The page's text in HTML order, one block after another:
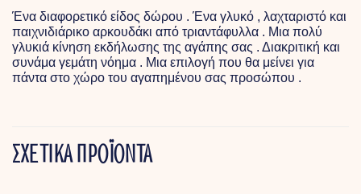
Ένα διαφορετικό είδος δώρου . Ένα γλυκό , λαχταριστό και
παιχνιδιάρικο αρκουδάκι από τριαντάφυλλα . Μια πολύ
γλυκιά κίνηση εκδήλωσης της αγάπης σας . Διακριτική και
συνάμα γεμάτη νόημα . Μια επιλογή που θα μείνει για
πάντα στο χώρο του αγαπημένου σας προσώπου .
ΣΧΕΤΙΚΑ ΠΡΟΪΟΝΤΑ